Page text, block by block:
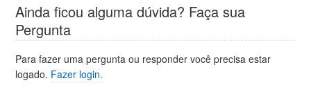
Ainda ficou alguma dúvida? Faça sua
Pergunta
Para fazer uma pergunta ou responder você precisa estar
logado. Fazer login.